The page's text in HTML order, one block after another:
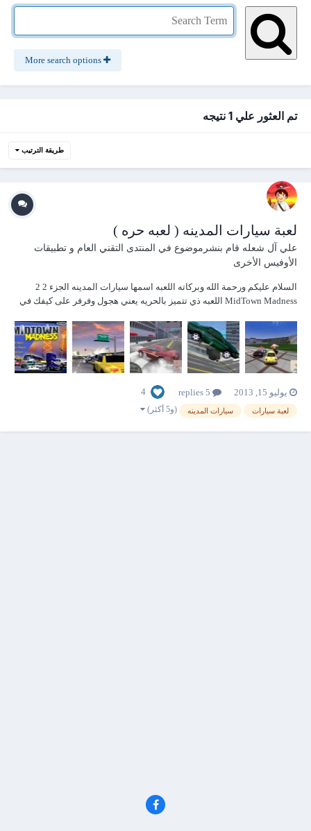
تم العثور علي 1 نتيجه
طريقة الترتيب
لعبة سيارات المدينه ( لعبه حره )
علي آل شعله قام بنشرموضوع في
المنتدى التقني العام و تطبيقات
الأوفيس الأخرى
السلام عليكم ورحمة الله وبركاته اللعبه اسمها سيارات المدينه الجزء 2 2
MidTown Madness اللعبه ذي تتميز بالحريه يعني هجول وفرفر على كيفك في
تكسرها والله فلللله واحسن مافيها الجرافيك الخاص فيها مناظر روعه وحركات
كل يوم تكتشفها و...
يوليو 15, 2013 4
لعبة سيارات سيارات المدينه (و5 أكثر)